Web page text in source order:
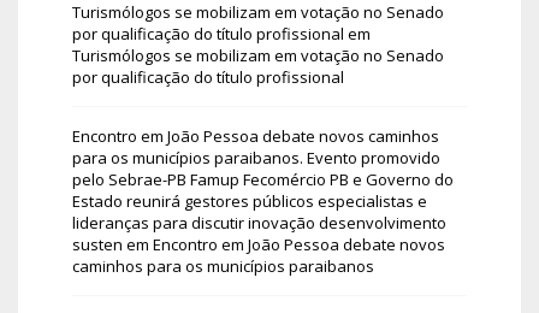
Turismólogos se mobilizam em votação no Senado
por qualificação do título profissional em
Turismólogos se mobilizam em votação no Senado
por qualificação do título profissional
Encontro em João Pessoa debate novos caminhos
para os municípios paraibanos. Evento promovido
pelo Sebrae-PB Famup Fecomércio PB e Governo do
Estado reunirá gestores públicos especialistas e
lideranças para discutir inovação desenvolvimento
susten em Encontro em João Pessoa debate novos
caminhos para os municípios paraibanos